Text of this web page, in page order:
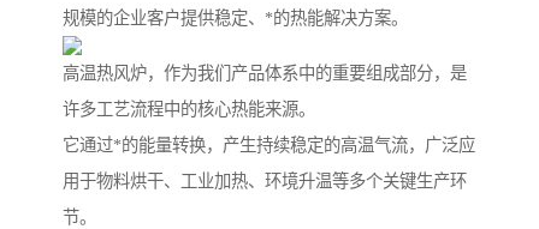
规模的企业客户提供稳定、*的热能解决方案。
高温热风炉，作为我们产品体系中的重要组成部分，是
许多工艺流程中的核心热能来源。
它通过*的能量转换，产生持续稳定的高温气流，广泛应
用于物料烘干、工业加热、环境升温等多个关键生产环
节。